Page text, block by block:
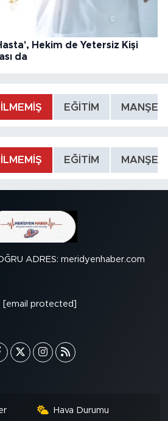
Hekim de Yetersiz Kişi
da
EĞİTİM MANŞET
EĞİTİM MANŞET
ADRES: meridyenhaber.com
[email protected]
Hava Durumu